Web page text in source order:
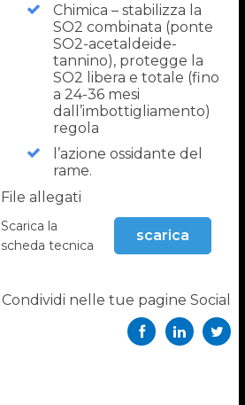
Chimica – stabilizza la
SO2 combinata (ponte
SO2-acetaldeide-
tannino), protegge la
SO2 libera e totale (fino
a 24-36 mesi
dall’imbottigliamento)
regola
l’azione ossidante del
rame.
File allegati
Scarica la
scheda tecnica
scarica
Condividi nelle tue pagine Social